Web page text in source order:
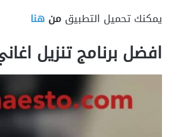
يمكنك تحميل التطبيق من هنا
افضل برنامج تنزيل اغاني وفيديو